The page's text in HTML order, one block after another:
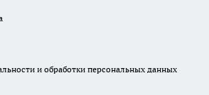
и обработки персональных данных